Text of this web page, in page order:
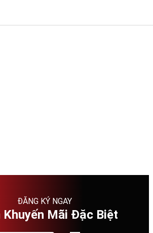
ĐĂNG KÝ NGAY
Khuyến Mãi Đặc Biệt